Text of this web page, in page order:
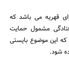
قهریه می باشد که
مشمول حمایت
که این موضوع بایستی
شود.